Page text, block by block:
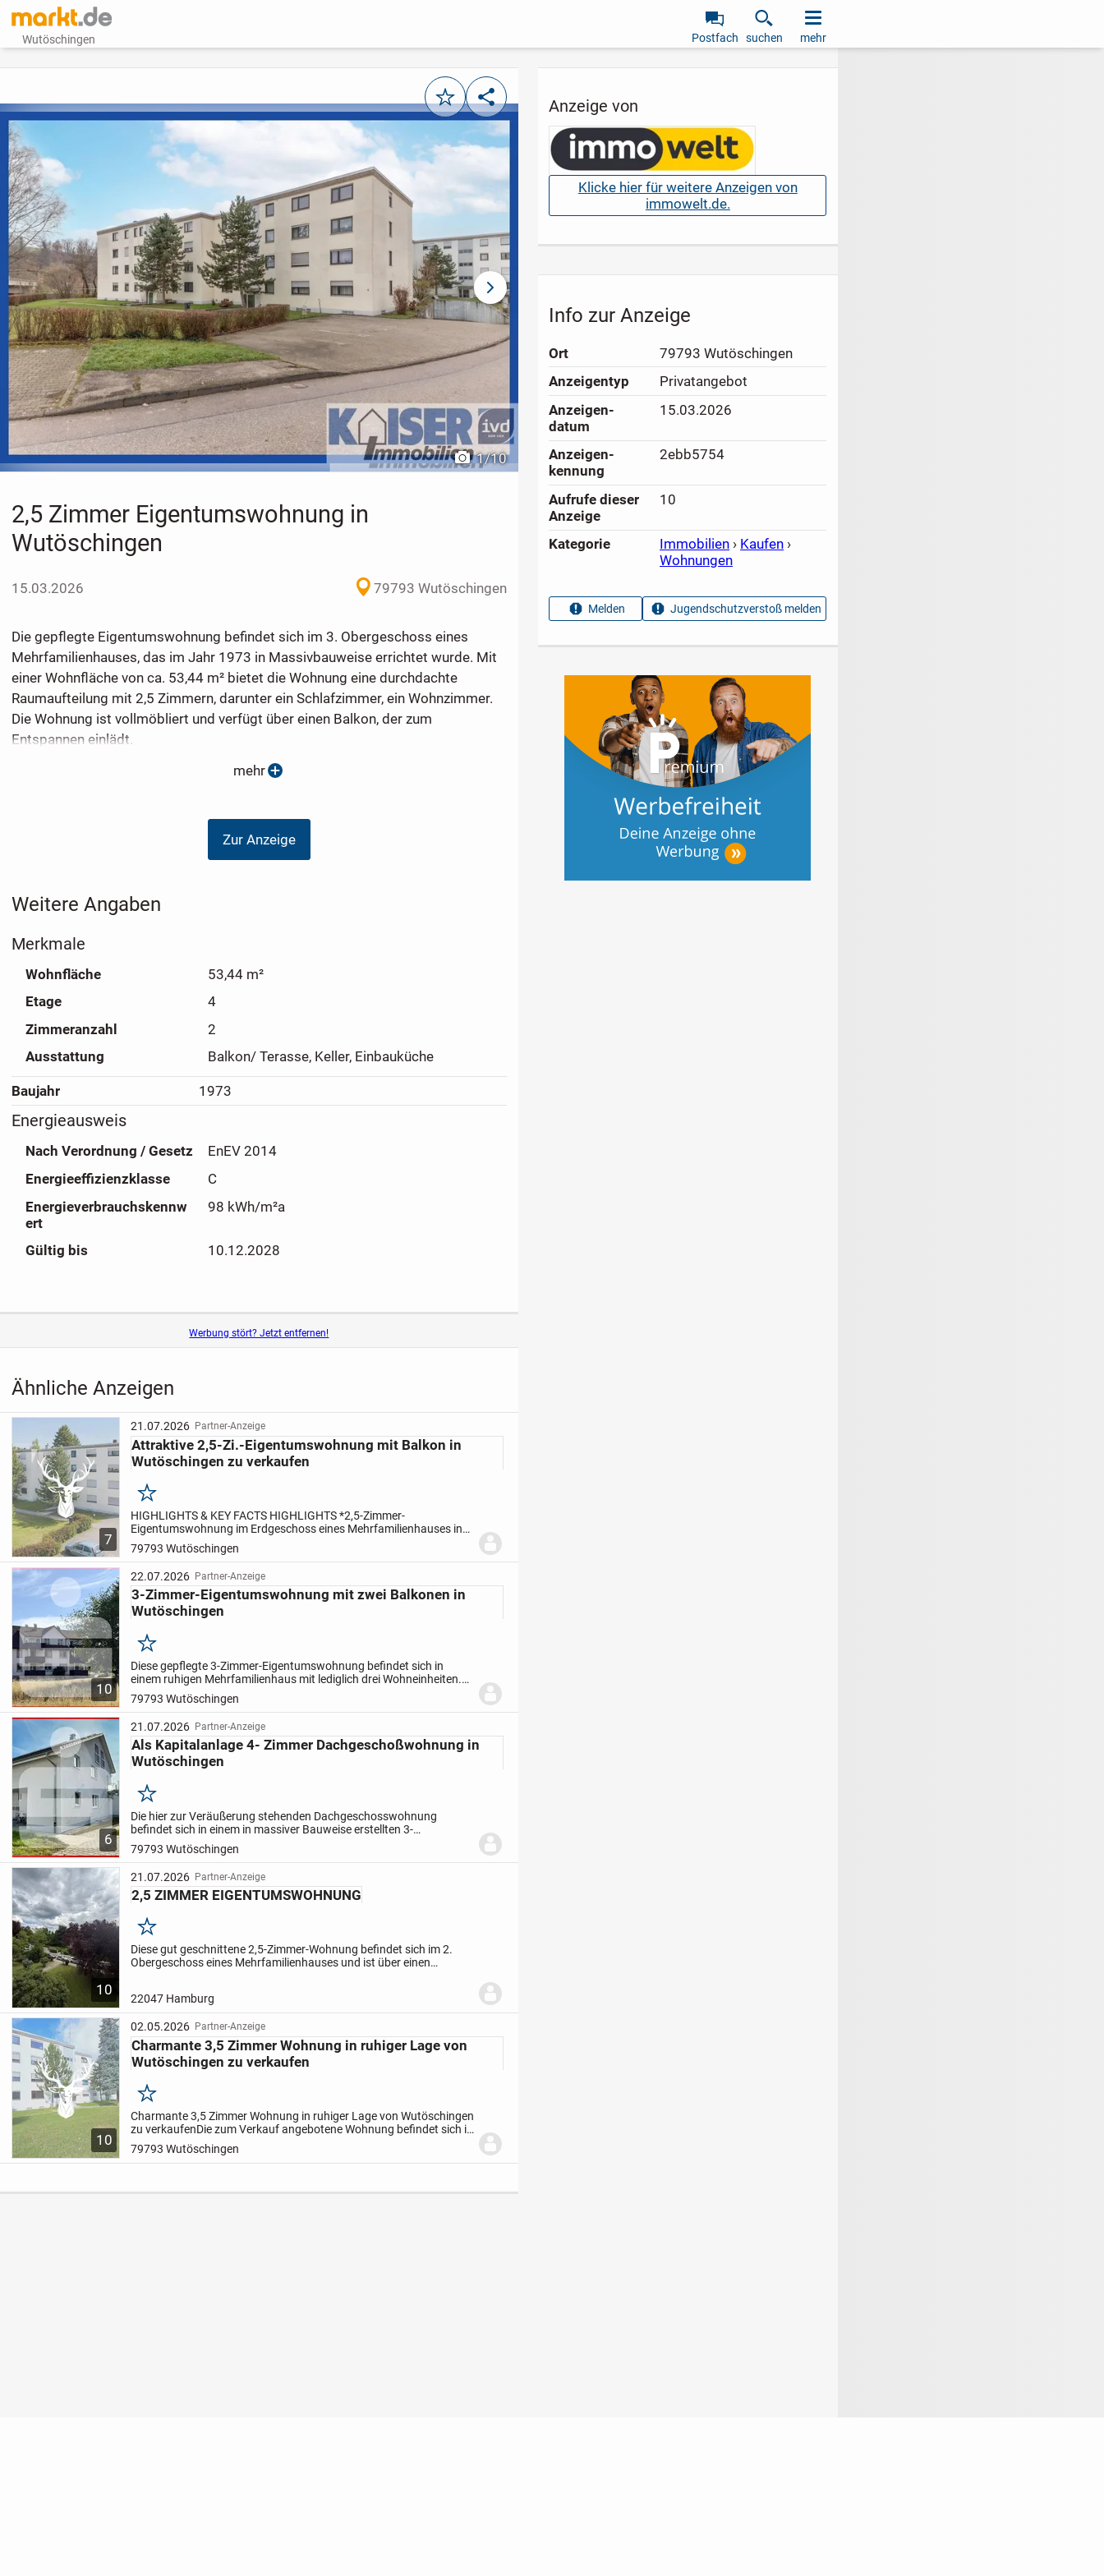
Wutöschingen Postfach suchen mehr
MerkenTeilen
vorheriges Bild
1/10
nächstes Bild
2,5 Zimmer Eigentumswohnung in
Wutöschingen
15.03.2026 79793 Wutöschingen
Die gepflegte Eigentumswohnung befindet sich im 3. Obergeschoss eines
Mehrfamilienhauses, das im Jahr 1973 in Massivbauweise errichtet wurde. Mit
einer Wohnfläche von ca. 53,44 m² bietet die Wohnung eine durchdachte
Raumaufteilung mit 2,5 Zimmern, darunter ein Schlafzimmer, ein Wohnzimmer.
Die Wohnung ist vollmöbliert und verfügt über einen Balkon, der zum
Entspannen einlädt.
. Zimmer: 2,5 (inkl. 1 Schlafzimmer)
. Badezimmer: 1 (mit Walk-in-Dusche)
. Fenster: Kunststoff-Isolierglas
. Fußbodenbeläge: Fliesen und Parkett
mehr
Zur Anzeige
Weitere Angaben
Merkmale
Wohnfläche
53,44 m²
Etage
4
Zimmeranzahl
2
Ausstattung
Balkon/ Terasse, Keller, Einbauküche
Baujahr 1973
Energieausweis
Nach Verordnung / Gesetz
EnEV 2014
Energieeffizienzklasse
C
Energieverbrauchskennw
ert
98 kWh/m²a
Gültig bis 10.12.2028
Werbung stört? Jetzt entfernen!
Ähnliche Anzeigen
7
21.07.2026 Partner-Anzeige
Attraktive 2,5-Zi.-Eigentumswohnung mit Balkon in
Wutöschingen zu verkaufen
Merken
HIGHLIGHTS & KEY FACTS HIGHLIGHTS *2,5-Zimmer-
Eigentumswohnung im Erdgeschoss eines Mehrfamilienhauses in
zentraler Lage von Wutöschingen *Wohnbereich mit direktem
Zugang zum Balkon und schönem Blick...
79793 Wutöschingen
10
22.07.2026 Partner-Anzeige
3-Zimmer-Eigentumswohnung mit zwei Balkonen in
Wutöschingen
Merken
Diese gepflegte 3-Zimmer-Eigentumswohnung befindet sich in
einem ruhigen Mehrfamilienhaus mit lediglich drei Wohneinheiten.
Zusammen mit dem direkt angebauten Gebäudeteil umfasst die
Wohnanlage...
79793 Wutöschingen
6
21.07.2026 Partner-Anzeige
Als Kapitalanlage 4- Zimmer Dachgeschoßwohnung in
Wutöschingen
Merken
Die hier zur Veräußerung stehenden Dachgeschosswohnung
befindet sich in einem in massiver Bauweise erstellten 3-
Familienhaus, verfügt über 4- Zimmer/ ca. 78m² Wohnfläche, einer
Einbauküche, Gäste-...
79793 Wutöschingen
10
21.07.2026 Partner-Anzeige
2,5 ZIMMER EIGENTUMSWOHNUNG
Merken
Diese gut geschnittene 2,5-Zimmer-Wohnung befindet sich im 2.
Obergeschoss eines Mehrfamilienhauses und ist über einen
22047 Hamburg
10
02.05.2026 Partner-Anzeige
Charmante 3,5 Zimmer Wohnung in ruhiger Lage von
Wutöschingen zu verkaufen
Merken
Charmante 3,5 Zimmer Wohnung in ruhiger Lage von Wutöschingen
zu verkaufenDie zum Verkauf angebotene Wohnung befindet sich in
einem sehr gepflegten Objekt in zentraler und ruhiger Wohnlage
von...
79793 Wutöschingen
Anzeige von
Klicke hier für weitere Anzeigen von
immowelt.de.
Info zur Anzeige
Ort
79793 Wutöschingen
Anzeigen­typ
Privatangebot
Anzeigen­
datum
15.03.2026
Anzeigen­
kennung
2ebb5754
Aufrufe dieser
Anzeige
10
Kategorie Immobilien › Kaufen ›
Wohnungen
Melden Jugendschutzverstoß melden